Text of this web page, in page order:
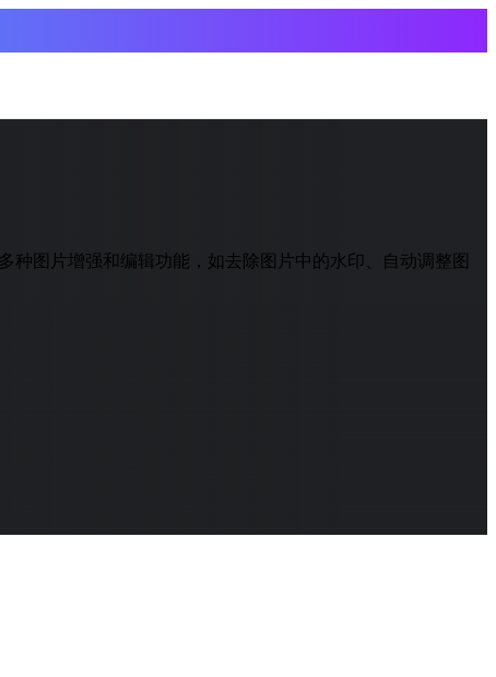
图片增强和编辑功能，如去除图片中的水印、自动调整图